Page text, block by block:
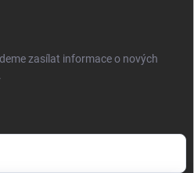
zasílat informace o nových